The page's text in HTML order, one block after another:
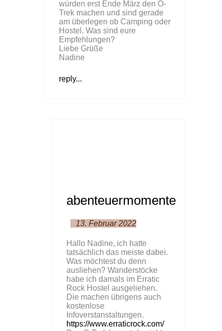
würden erst Ende März den O-
Trek machen und sind gerade
am überlegen ob Camping oder
Hostel. Was sind eure
Empfehlungen?
Liebe Grüße
Nadine
reply...
abenteuermomente
13. Februar 2022
Hallo Nadine, ich hatte
tatsächlich das meiste dabei.
Was möchtest du denn
ausliehen? Wanderstöcke
habe ich damals im Erratic
Rock Hostel ausgeliehen.
Die machen übrigens auch
kostenlose
Infoverstanstaltungen.
https://www.erraticrock.com/